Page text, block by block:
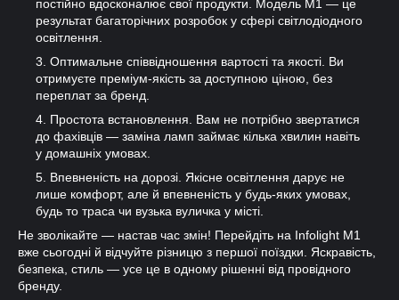
постійно вдосконалює свої продукти. Модель M1 — це
результат багаторічних розробок у сфері світлодіодного
освітлення.
Оптимальне співвідношення вартості та якості. Ви
отримуєте преміум-якість за доступною ціною, без
переплат за бренд.
Простота встановлення. Вам не потрібно звертатися
до фахівців — заміна ламп займає кілька хвилин навіть
у домашніх умовах.
Впевненість на дорозі. Якісне освітлення дарує не
лише комфорт, але й впевненість у будь-яких умовах,
будь то траса чи вузька вуличка у місті.
Не зволікайте — настав час змін! Перейдіть на Infolight M1
вже сьогодні й відчуйте різницю з першої поїздки. Яскравість,
безпека, стиль — усе це в одному рішенні від провідного
бренду.